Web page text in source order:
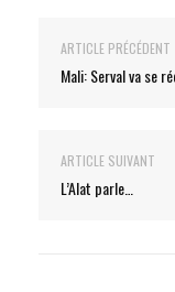
ARTICLE PRÉCÉDENT
Mali: Serval va se
ARTICLE SUIVANT
L’Alat parle…